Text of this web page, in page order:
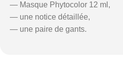
— Masque Phytocolor 12 ml,
— une notice détaillée,
— une paire de gants.